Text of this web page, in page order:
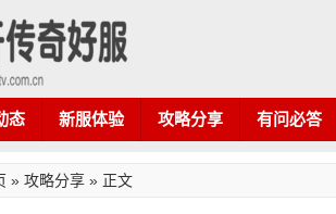
态 新服体验 攻略分享 有问必答
» 攻略分享 » 正文